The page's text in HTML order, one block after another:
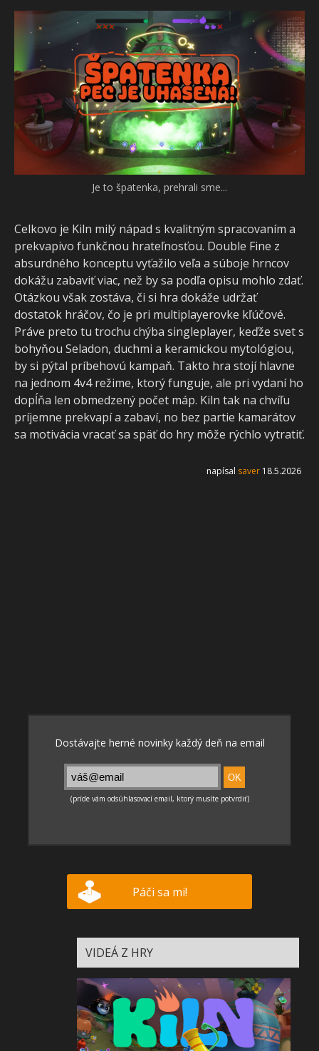
Je to špatenka, prehrali sme...
Celkovo je Kiln milý nápad s kvalitným spracovaním a
prekvapivo funkčnou hrateľnosťou. Double Fine z
absurdného konceptu vyťažilo veľa a súboje hrncov
dokážu zabaviť viac, než by sa podľa opisu mohlo zdať.
Otázkou však zostáva, či si hra dokáže udržať
dostatok hráčov, čo je pri multiplayerovke kľúčové.
Práve preto tu trochu chýba singleplayer, keďže svet s
bohyňou Seladon, duchmi a keramickou mytológiou,
by si pýtal príbehovú kampaň. Takto hra stojí hlavne
na jednom 4v4 režime, ktorý funguje, ale pri vydaní ho
dopĺňa len obmedzený počet máp. Kiln tak na chvíľu
príjemne prekvapí a zabaví, no bez partie kamarátov
sa motivácia vracať sa späť do hry môže rýchlo vytratiť.
napísal saver 18.5.2026
Páči sa mi!
VIDEÁ Z HRY